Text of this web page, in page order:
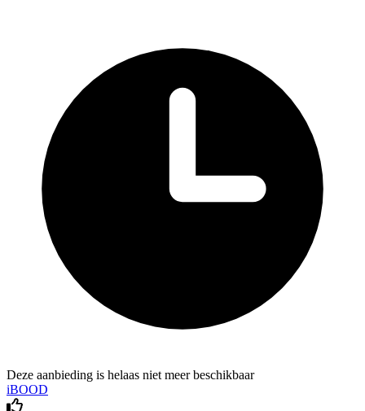
Deze aanbieding is helaas niet meer beschikbaar
iBOOD